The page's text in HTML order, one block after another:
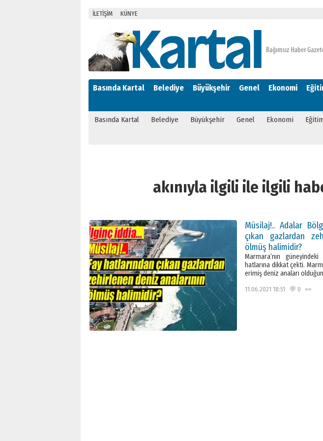
İLETİŞİM KÜNYE
Basında Kartal Belediye Büyükşehir Genel Ekonomi
Basında Kartal Belediye Büyükşehir Genel Ekonomi
akınıyla ilgili ile ilgili
Müsilaj!.. Adalar
çıkan gazlardan
ölmüş halimidir?
Marmara’nın
hatlarına dikkat çekti.
erimiş deniz anaları
11.06.2021 18:51 💬 0 👀